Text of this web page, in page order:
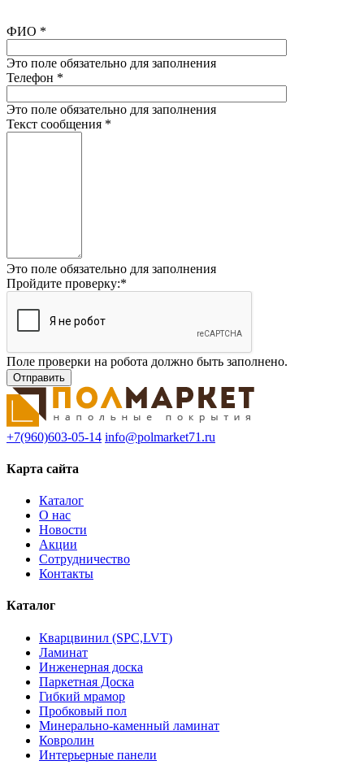
ФИО *
Это поле обязательно для заполнения
Телефон *
Это поле обязательно для заполнения
Текст сообщения *
Это поле обязательно для заполнения
Пройдите проверку:*
Поле проверки на робота должно быть заполнено.
+7(960)603-05-14 info@polmarket71.ru
Карта сайта
Каталог
О нас
Новости
Акции
Сотрудничество
Контакты
Каталог
Кварцвинил (SPC,LVT)
Ламинат
Инженерная доска
Паркетная Доска
Гибкий мрамор
Пробковый пол
Минерально-каменный ламинат
Ковролин
Интерьерные панели